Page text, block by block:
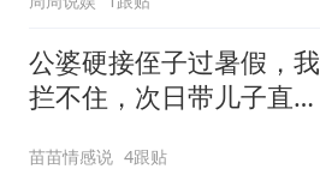
钱？”
公婆硬接侄子过暑假，我
拦不住，次日带儿子直飞
苗苗情感说 4跟贴